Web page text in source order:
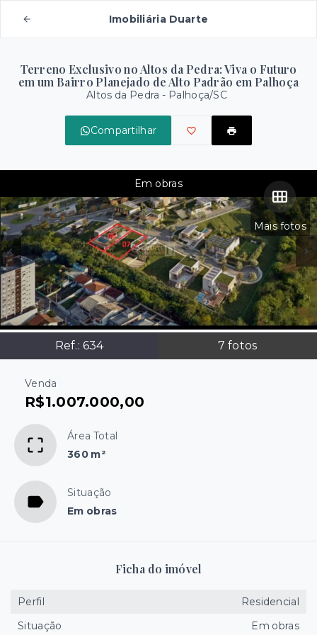
Imobiliária Duarte
Terreno Exclusivo no Altos da Pedra: Viva o Futuro
em um Bairro Planejado de Alto Padrão em Palhoça
Altos da Pedra - Palhoça/SC
Compartilhar
Mais fotos
Ref.: 634 7 fotos
Em obras
Venda
R$1.007.000,00
Área Total
360 m²
Situação
Em obras
Ficha do imóvel
Perfil
Residencial
Situação
Em obras